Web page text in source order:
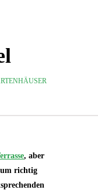
, aber
richtig